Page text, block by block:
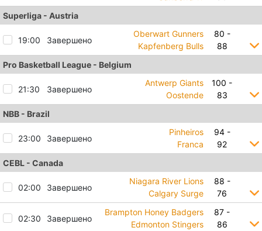
Superliga - Austria
19:00 Завершено
Oberwart Gunners
Kapfenberg Bulls
80 -
88
Pro Basketball League - Belgium
21:30 Завершено
Antwerp Giants
Oostende
100 -
83
NBB - Brazil
23:00 Завершено
Pinheiros
Franca
94 -
92
CEBL - Canada
02:00 Завершено
Niagara River Lions
Calgary Surge
88 -
76
02:30 Завершено
Brampton Honey Badgers
Edmonton Stingers
87 -
86